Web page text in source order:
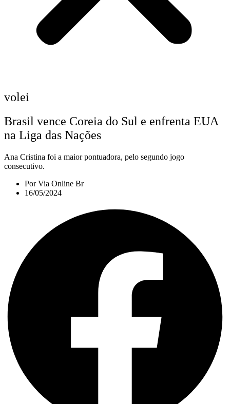
volei
Brasil vence Coreia do Sul e enfrenta EUA
na Liga das Nações
Ana Cristina foi a maior pontuadora, pelo segundo jogo
consecutivo.
PorVia Online Br
16/05/2024